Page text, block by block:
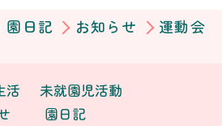
園日記 お知らせ
運動会
活
未就園児活動
園日記